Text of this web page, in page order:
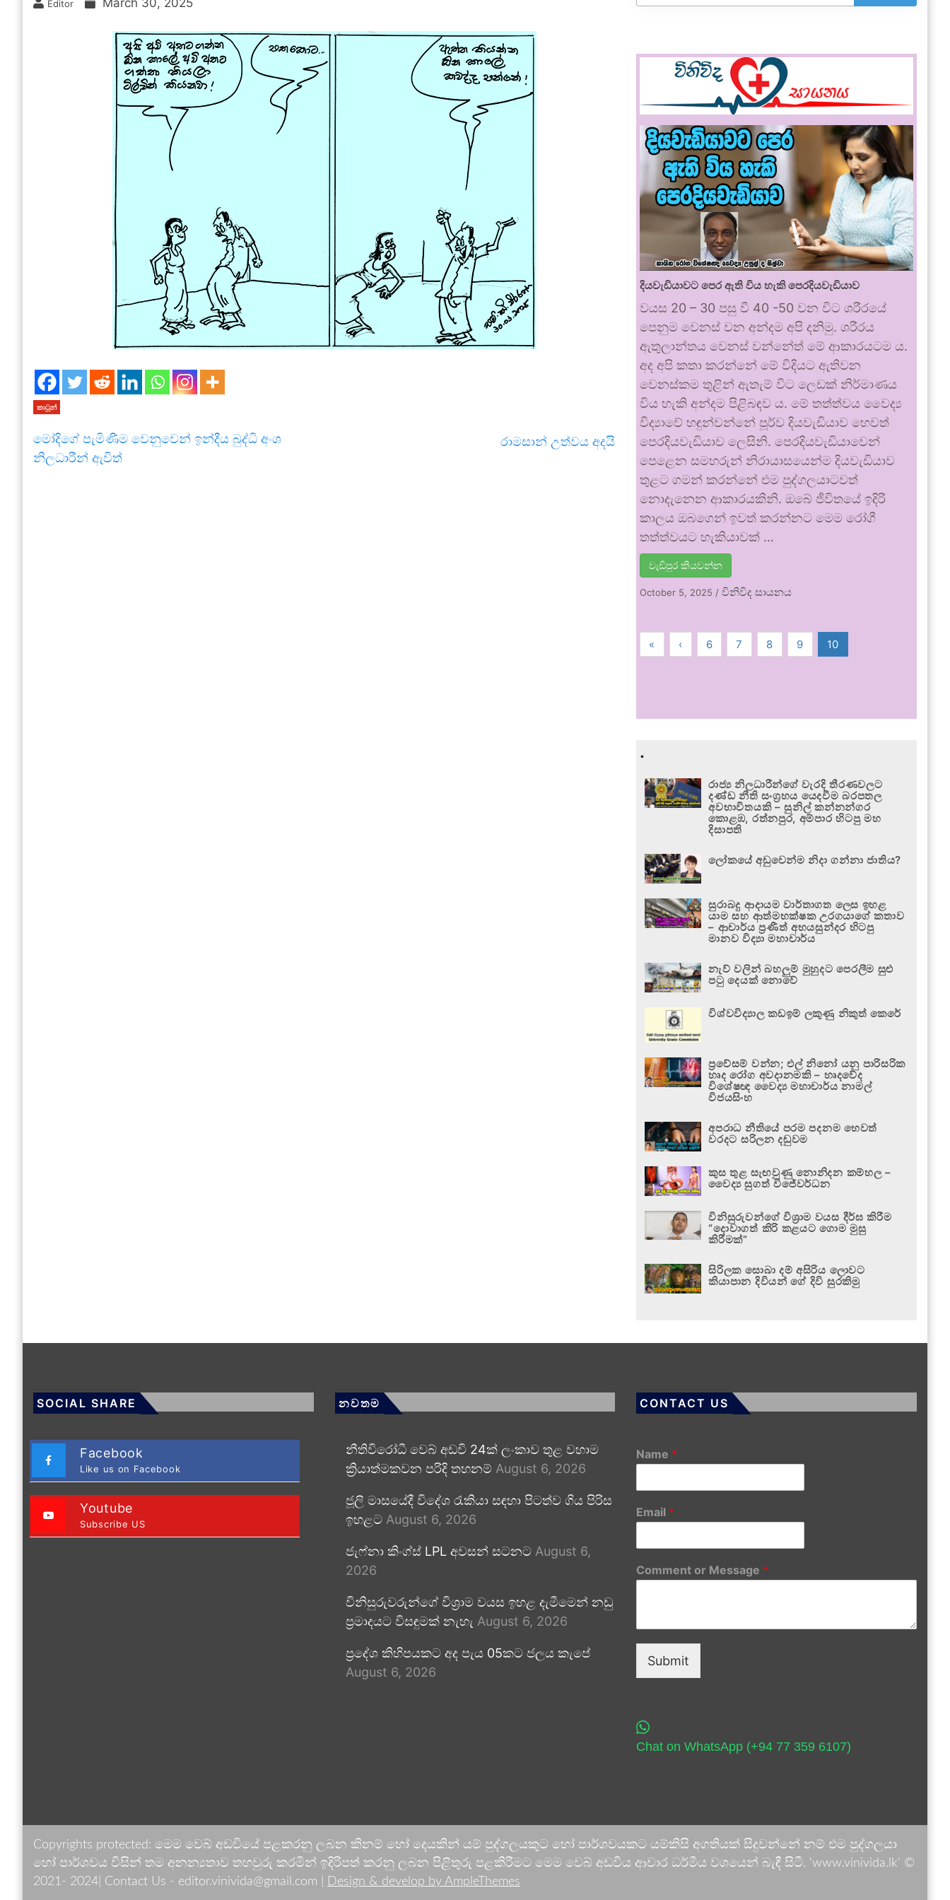
Editor March 30, 2025
කාටූන්
මෝදිගේ පැමිණීම වෙනුවෙන් ඉන්දීය බුද්ධි අංශ
නිලධාරීන් ඇවිත්
රාමසාන් උත්වය අදයි
දියවැඩියාවට පෙර ඇති විය හැකි පෙරදියවැඩියාව
වයස 20 – 30 පසු වී 40 -50 වන විට ශරීරයේ
පෙනුම වෙනස් වන අන්දම අපි දනිමු. ශරීරය
ඇතුලාන්තය වෙනස් වන්නේත් මේ ආකාරයටම ය.
අද අපි කතා කරන්නේ මේ විදියට ඇතිවන
වෙනස්කම තුළින් ඇතැම් විට ලෙඩක් නිර්මාණය
විය හැකි අන්දම පිළිබඳව ය. මේ තත්ත්වය වෛද්‍ය
විද්‍යාවේ හඳුන්වන්නේ පූර්ව දියවැඩියාව හෙවත්
පෙරදියවැඩියාව ලෙසිනි. පෙරදියවැඩියාවෙන්
පෙළෙන සමහරුන් නිරායාසයෙන්ම දියවැඩියාව
තුළට ගමන් කරන්නේ එම පුද්ගලයාටවත්
නොදැනෙන ආකාරයකිනි. ඔබේ ජීවිතයේ ඉදිරි
කාලය ඔබගෙන් ඉවත් කරන්නට මෙම රෝගී
තත්ත්වයට හැකියාවක් …
වැඩිපුර කියවන්න
October 5, 2025 /විනිවිද සායනය
« ‹ 6 7 8 9 10
.
රාජ්‍ය නිලධාරීන්ගේ වැරදි තීරණවලට
දණ්ඩ නීති සංග්‍රහය යෙදවීම බරපතල
අවභාවිතයකි – සුනිල් කන්නන්ගර
කොළඹ, රත්නපුර, අම්පාර හිටපු මහ
දිසාපති
ලෝකයේ අඩුවෙන්ම නිදා ගන්නා ජාතිය?
සුරාබදු ආදායම වාර්තාගත ලෙස ඉහළ
යාම සහ ආත්මභක්ෂක උරගයාගේ කතාව
– ආචාර්ය ප්‍රණීත් අභයසුන්දර හිටපු
මානව විද්‍යා මහාචාර්ය
නැව් වලින් බහලුම් මුහුදට පෙරලීම සුළු
පටු දෙයක් නොවේ
විශ්වවිද්‍යාල කඩඉම් ලකුණු නිකුත් කෙරේ
ප්‍රවේසම් වන්න; එල් නිනෝ යනු පාරිසරික
හෘද රෝග අවදානමකි – හෘදවේද
විශේෂඥ වෛද්‍ය මහාචාර්ය නාමල්
විජයසිංහ
අපරාධ නීතියේ පරම පදනම හෙවත්
වරදට සරිලන දඬුවම
කුස තුළ සැඟවුණු නොනිදන කම්හල –
වෛද්‍ය සුගත් විජේවර්ධන
විනිසුරුවන්ගේ විශ්‍රාම වයස දීර්ඝ කිරීම
“දොවාගත් කිරි කළයට ගොම මුසු
කිරීමක්”
සිරිලක සොබා දම් අසිරිය ලොවට
කියාපාන දිවියන් ගේ දිවි සුරකිමු
SOCIAL SHARE
Facebook
Like us on Facebook
Youtube
Subscribe US
නවතම
නීතිවිරෝධී වෙබ් අඩවි 24ක් ලංකාව තුළ වහාම
ක්‍රියාත්මකවන පරිදි තහනම් August 6, 2026
ජූලි මාසයේදී විදේශ රැකියා සඳහා පිටත්ව ගිය පිරිස
ඉහළට August 6, 2026
ජැෆ්නා කිංග්ස් LPL අවසන් සටනට August 6,
2026
විනිසුරුවරුන්ගේ විශ්‍රාම වයස ඉහළ දැමීමෙන් නඩු
ප්‍රමාදයට විසඳුමක් නැහැ August 6, 2026
ප්‍රදේශ කිහිපයකට අද පැය 05කට ජලය කැපේ
August 6, 2026
CONTACT US
Name *
Email *
Comment or Message *
Submit
Chat on WhatsApp (+94 77 359 6107)
Copyrights protected: මෙම වෙබ් අඩවියේ පළකරනු ලබන කිනම් හෝ දෙයකින් යම් පුද්ගලයකුට හෝ පාර්ශවයකට යම්කිසි අගතියක් සිදුවන්නේ නම් එම පුද්ගලයා
හෝ පාර්ශවය විසින් තම අනන්‍යතාව තහවුරු කරමින් ඉදිරිපත් කරනු ලබන පිළිතුරු පළකිරීමට මෙම වෙබ් අඩවිය ආචාර ධර්මීය වශයෙන් බැඳී සිටී. 'www.vinivida.lk' ©
2021- 2024| Contact Us - editor.vinivida@gmail.com |
Design & develop by AmpleThemes